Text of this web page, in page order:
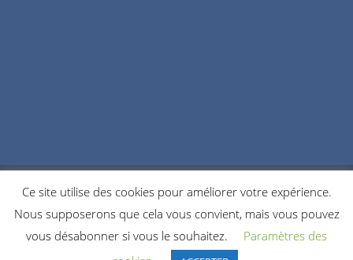
POLITIQUE DE CONFIDENTIALITÉ
COOKIES
NOUS CONTACTER
Ce site utilise des cookies pour améliorer votre expérience.
Nous supposerons que cela vous convient, mais vous pouvez
vous désabonner si vous le souhaitez.
Paramètres des